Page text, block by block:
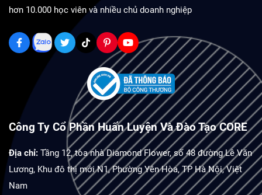
hơn 10.000 học viên và nhiều chủ doanh nghiệp
Công Ty Cổ Phần Huấn Luyện Và Đào Tạo CORE
Địa chỉ: Tầng 12, tòa nhà Diamond Flower, số 48 đường Lê Văn
Lương, Khu đô thị mới N1, Phường Yên Hòa, TP Hà Nội, Việt
Nam